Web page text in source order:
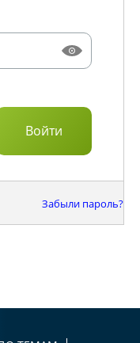
Забыли пароль?